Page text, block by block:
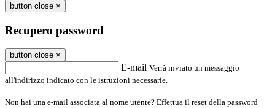
button close ×
Recupero password
button close ×
E-mail Verrà inviato un messaggio
all'indirizzo indicato con le istruzioni necessarie.
Non hai una e-mail associata al nome utente? Effettua il reset della password